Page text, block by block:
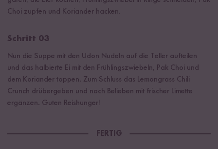
Choi zupfen und Koriander hacken.
Schritt 03
Nun die Suppe mit den Udon Nudeln auf die Teller aufteilen
und das halbierte Ei mit den Frühlingszwiebeln, Pak Choi und
dem Koriander toppen. Zum Schluss das Lemongrass Chili
Crunch drübergeben und nach Belieben mit frischer Limette
ergänzen. Guten Reishunger!
FERTIG